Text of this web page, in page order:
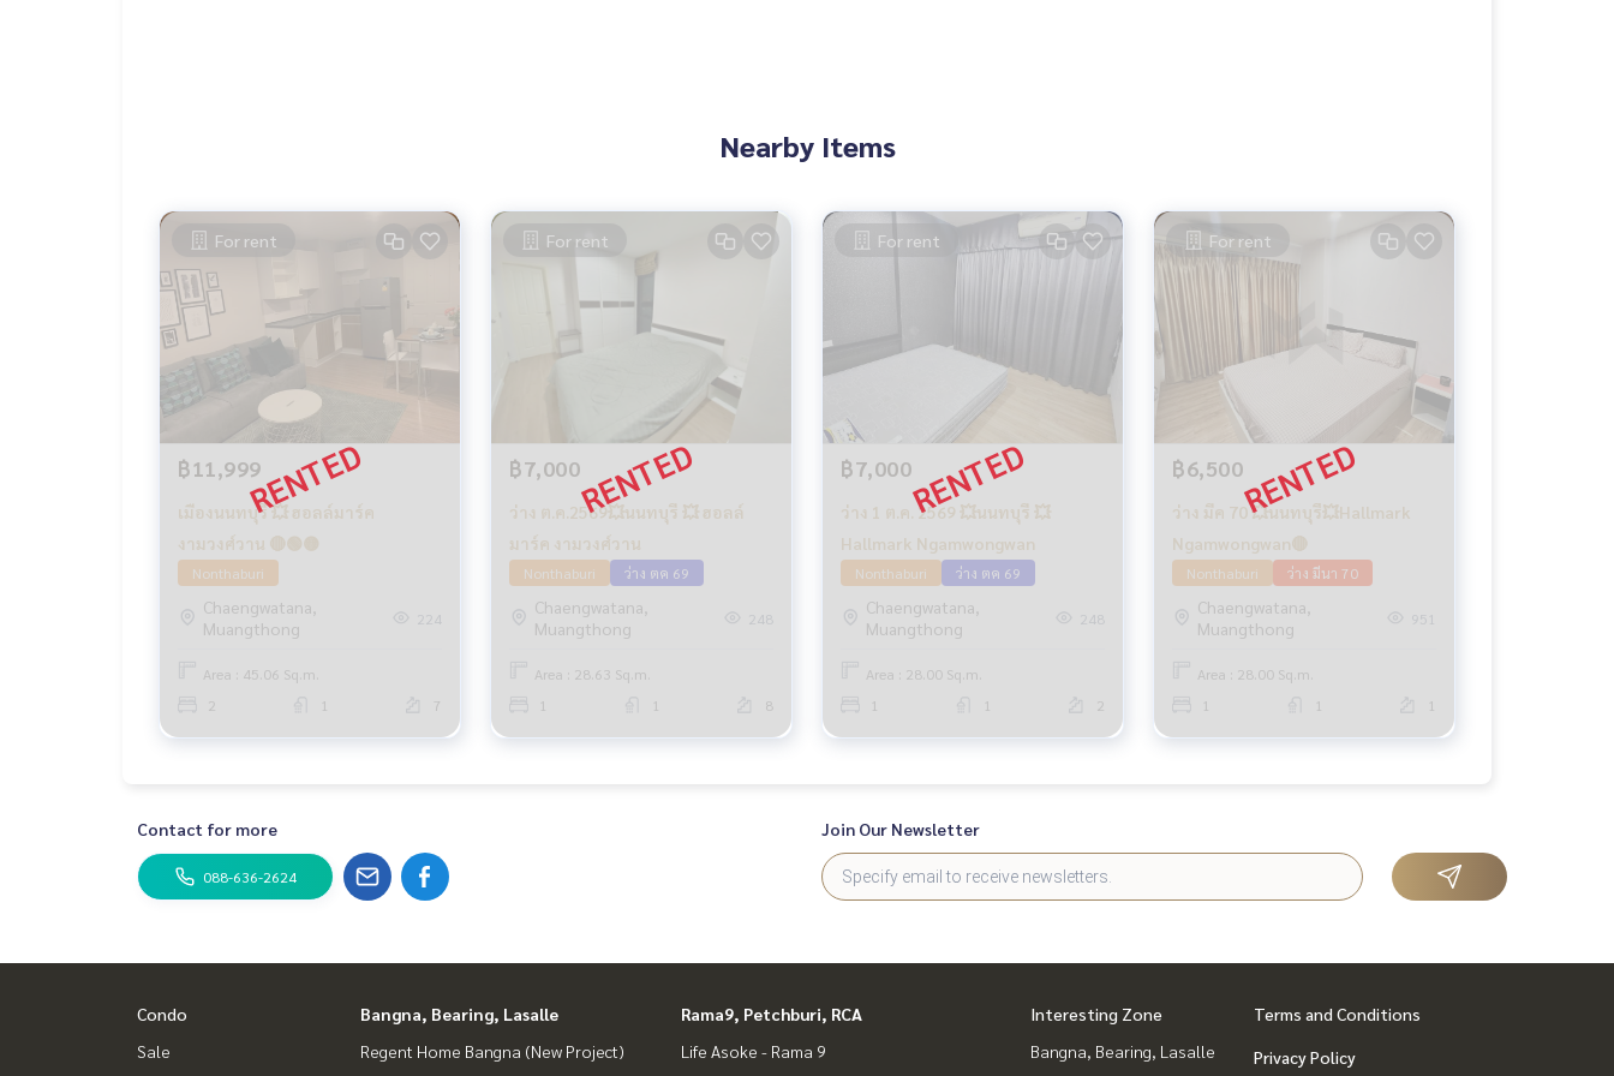
Nearby Items
For rent
฿11,999
เมืองนนทบุรี 💥 ฮอลล์มาร์ค
งามวงศ์วาน 🔴🟢🟡
Nonthaburi
Chaengwatana,
Muangthong
224
Area : 45.06 Sq.m.
2
1 7
For rent
฿7,000
ว่าง ต.ค.2569💥นนทบุรี 💥 ฮอลล์
มาร์ค งามวงศ์วาน
Nonthaburi ว่าง ตค 69
Chaengwatana,
Muangthong
248
Area : 28.63 Sq.m.
1
1 8
For rent
฿7,000
ว่าง 1 ต.ค. 2569 💥นนทบุรี 💥
Hallmark Ngamwongwan
Nonthaburi ว่าง ตค 69
Chaengwatana,
Muangthong
248
Area : 28.00 Sq.m.
1
1 2
For rent
฿6,500
ว่าง มีค 70 💥นนทบุรึ💥Hallmark
Ngamwongwan🔴
Nonthaburi ว่าง มีนา 70
Chaengwatana,
Muangthong
951
Area : 28.00 Sq.m.
1
1 1
Contact for more
088-636-2624
Join Our Newsletter
Condo
Sale
Bangna, Bearing, Lasalle
Regent Home Bangna (New Project)
Rama9, Petchburi, RCA
Life Asoke - Rama 9
Interesting Zone
Bangna, Bearing, Lasalle
Terms and Conditions
Privacy Policy